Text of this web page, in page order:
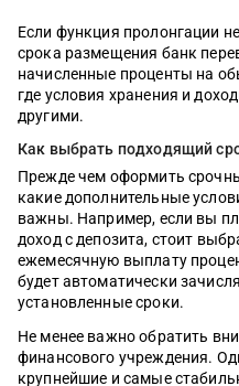
Если функция пролонгации
срока размещения банк
начисленные проценты на
где условия хранения и
другими.
Как выбрать подходящий
Прежде чем оформить
какие дополнительные
важны. Например, если вы
доход с депозита, стоит
ежемесячную выплату
будет автоматически
установленные сроки.
Не менее важно обратить
финансового учреждения.
крупнейшие и самые